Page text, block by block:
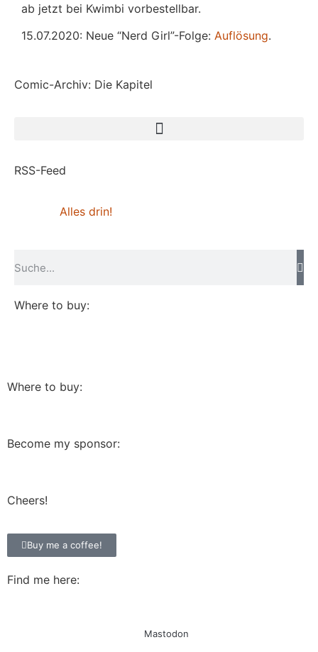
ab jetzt bei Kwimbi vorbestellbar.
15.07.2020: Neue “Nerd Girl”-Folge: Auflösung.
Comic-Archiv: Die Kapitel
RSS-Feed
Alles drin!
Where to buy:
Where to buy:
Become my sponsor:
Cheers!
Buy me a coffee!
Find me here:
Mastodon